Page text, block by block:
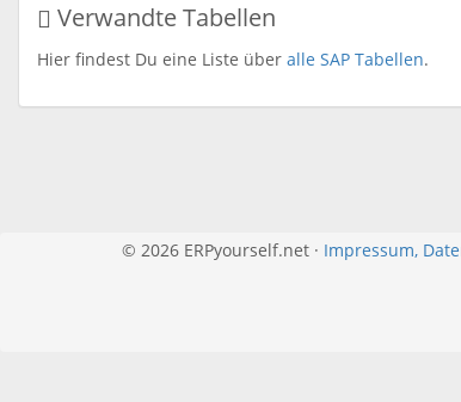
Verwandte Tabellen
Hier findest Du eine Liste über alle SAP Tabellen.
© 2026 ERPyourself.net · Impressum,